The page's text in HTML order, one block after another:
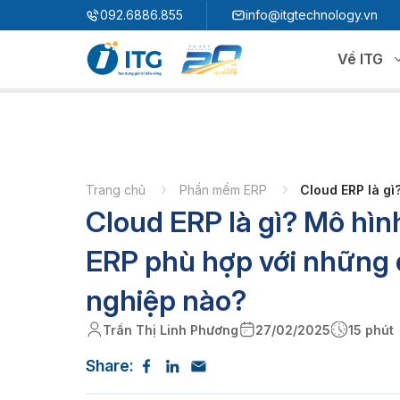
092.6886.855 info@itgtechnology.vn
Về ITG
Giải pháp quản trị hoạch định nguồn lực
3S i​FACTORY
Giải pháp nhà máy thông minh
3S WMS
3S MES
3S SPS
3S MMS
3S F-INSIGHT
Trang chủ Phần mềm ERP Cloud ERP là
Cloud ERP là gì? Mô
ERP phù hợp với những
nghiệp nào?
Trần Thị Linh Phương 27/02/2025 15 phút
Share: